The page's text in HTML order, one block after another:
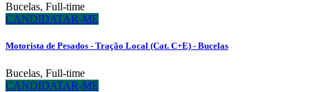
Bucelas, Full-time
CANDIDATAR-ME
Motorista de Pesados - Tração Local (Cat. C+E) - Bucelas
Bucelas, Full-time
CANDIDATAR-ME